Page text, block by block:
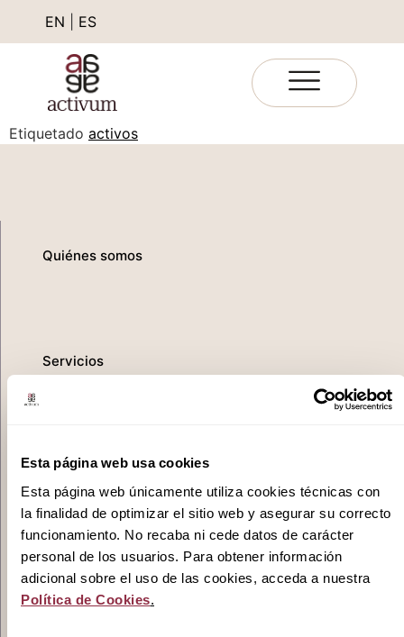
Esta página web usa cookies
Esta página web únicamente utiliza cookies técnicas con
la finalidad de optimizar el sitio web y asegurar su correcto
funcionamiento. No recaba ni cede datos de carácter
personal de los usuarios. Para obtener información
adicional sobre el uso de las cookies, acceda a nuestra
Política de Cookies.
EN ES
Etiquetado activos
Quiénes somos
Servicios
Promociones
Actualidad